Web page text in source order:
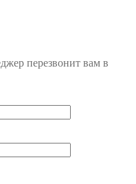
перезвонит вам в